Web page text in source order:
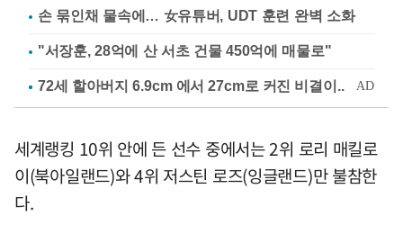
손 묶인채 물속에… 女유튜버, UDT 훈련 완벽 소화
"서장훈, 28억에 산 서초 건물 450억에 매물로"
세계랭킹 10위 안에 든 선수 중에서는 2위 로리 매킬로
이(북아일랜드)와 4위 저스틴 로즈(잉글랜드)만 불참한
다.